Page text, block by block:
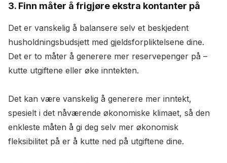
3. Finn måter å frigjøre ekstra kontanter på
Det er vanskelig å balansere selv et beskjedent
husholdningsbudsjett med gjeldsforpliktelsene dine.
Det er to måter å generere mer reservepenger på –
kutte utgiftene eller øke inntekten.
Det kan være vanskelig å generere mer inntekt,
spesielt i det nåværende økonomiske klimaet, så den
enkleste måten å gi deg selv mer økonomisk
fleksibilitet på er å kutte ned på utgiftene dine.